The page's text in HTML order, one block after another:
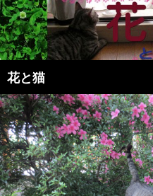
コ
ン
テ
ン
ツ
へ
ス
キ
ッ
プ
花と猫
検
索